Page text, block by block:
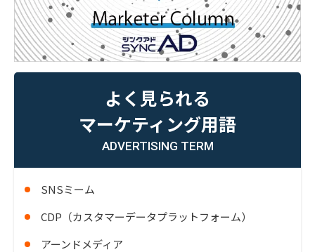
よく見られる
マーケティング用語
ADVERTISING TERM
SNSミーム
CDP（カスタマーデータプラットフォーム）
アーンドメディア